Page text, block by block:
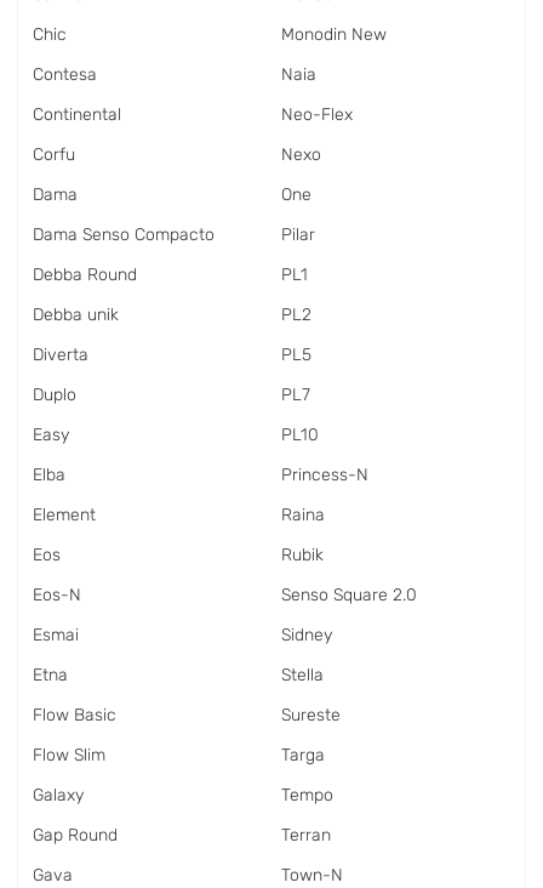
Chic
Contesa
Continental
Corfu
Dama
Dama Senso Compacto
Debba Round
Debba unik
Diverta
Duplo
Easy
Elba
Element
Eos
Eos-N
Esmai
Etna
Flow Basic
Flow Slim
Galaxy
Gap Round
Gava
Monodin New
Naia
Neo-Flex
Nexo
One
Pilar
PL1
PL2
PL5
PL7
PL10
Princess-N
Raina
Rubik
Senso Square 2.0
Sidney
Stella
Sureste
Targa
Tempo
Terran
Town-N